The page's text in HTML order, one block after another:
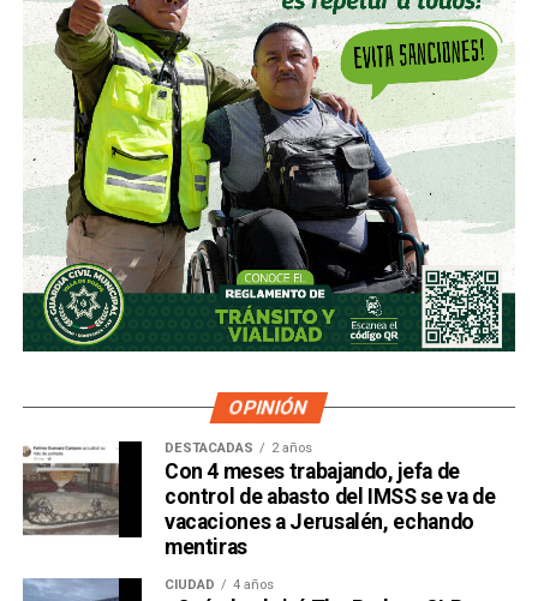
OPINIÓN
DESTACADAS 2 años
Con 4 meses trabajando, jefa de
control de abasto del IMSS se va de
vacaciones a Jerusalén, echando
mentiras
CIUDAD 4 años